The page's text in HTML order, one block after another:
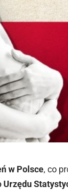
w Polsce, co
Urzędu